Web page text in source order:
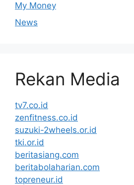
My Money
News
Rekan Media
tv7.co.id
zenfitness.co.id
suzuki-2wheels.or.id
tki.or.id
beritasiang.com
beritabolaharian.com
topreneur.id